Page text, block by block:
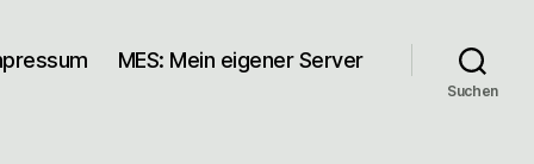
MES: Mein eigener Server
Suchen